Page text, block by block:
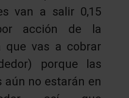
van a salir 0,15
acción de la
que vas a cobrar
porque las
aún no estarán en